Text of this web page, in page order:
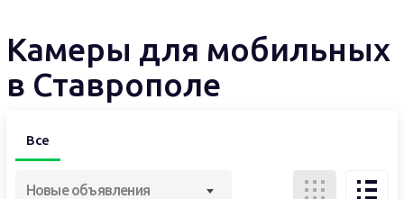
Камеры для мобильных
в Ставрополе
Все
Новые объявления